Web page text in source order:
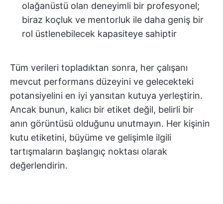
olağanüstü olan deneyimli bir profesyonel;
biraz koçluk ve mentorluk ile daha geniş bir
rol üstlenebilecek kapasiteye sahiptir
Tüm verileri topladıktan sonra, her çalışanı
mevcut performans düzeyini ve gelecekteki
potansiyelini en iyi yansıtan kutuya yerleştirin.
Ancak bunun, kalıcı bir etiket değil, belirli bir
anın görüntüsü olduğunu unutmayın. Her kişinin
kutu etiketini, büyüme ve gelişimle ilgili
tartışmaların başlangıç noktası olarak
değerlendirin.